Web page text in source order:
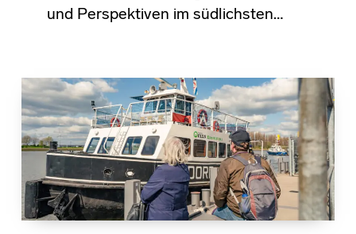
und Perspektiven im südlichsten…